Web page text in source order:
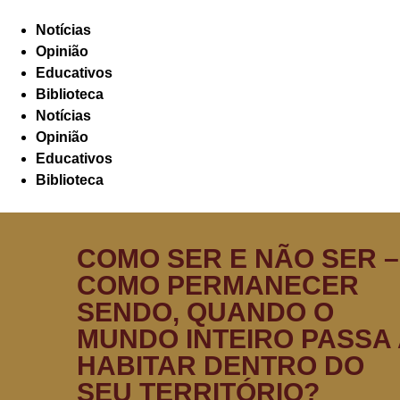
Notícias
Opinião
Educativos
Biblioteca
Notícias
Opinião
Educativos
Biblioteca
COMO SER E NÃO SER –
COMO PERMANECER
SENDO, QUANDO O
MUNDO INTEIRO PASSA
HABITAR DENTRO DO
SEU TERRITÓRIO?